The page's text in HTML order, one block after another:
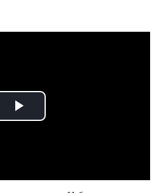
Play